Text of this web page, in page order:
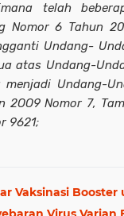
telah
Nomor 6 Tahun
Undang-
atas Undang-
menjadi Undang-
2OO9 Nomor 7,
9621;
Vaksinasi